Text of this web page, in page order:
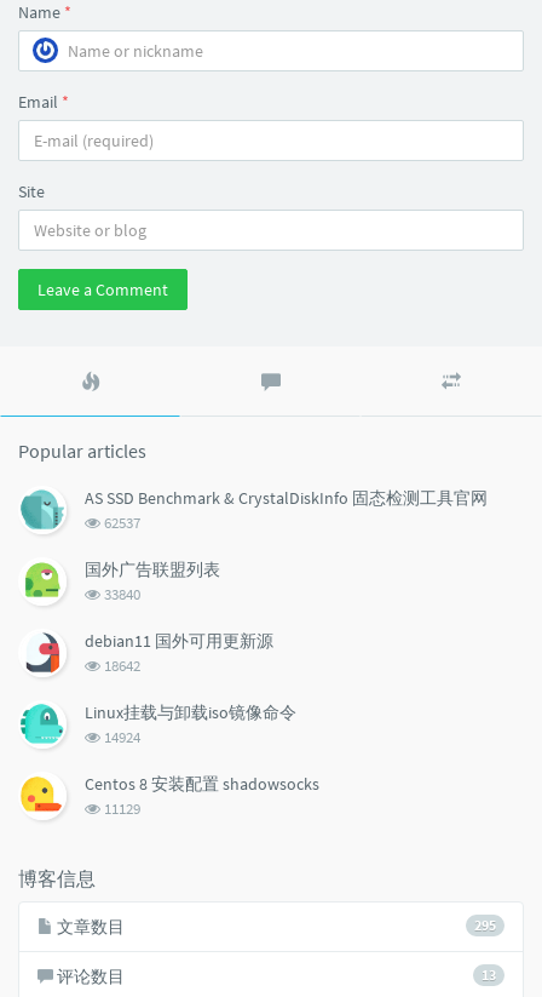
Name *
Email *
Site
Leave a Comment
Popular articles
AS SSD Benchmark & CrystalDiskInfo 固态检测工具官网
浏
次
数:
62537
国外广告联盟列表
浏
次
33840
debian11 国外可用更新源
浏
次
18642
Linux挂载与卸载iso镜像命令
浏
次
14924
Centos 8 安装配置 shadowsocks
浏
11129
博客信息
295
文章数目
13
评论数目